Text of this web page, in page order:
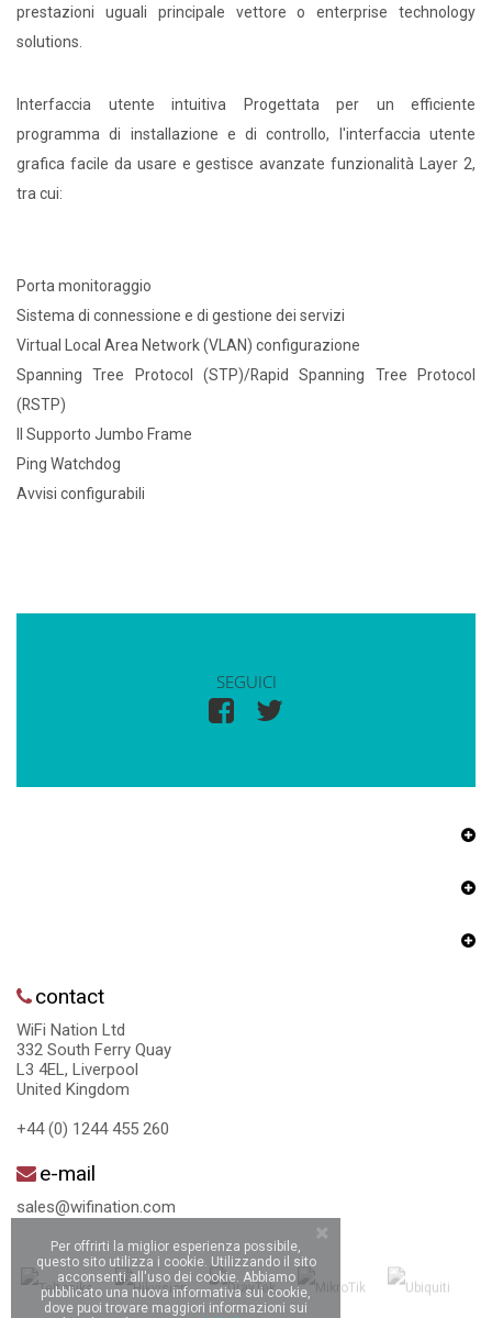
prestazioni uguali principale vettore o enterprise technology
solutions.
Interfaccia utente intuitiva Progettata per un efficiente
programma di installazione e di controllo, l'interfaccia utente
grafica facile da usare e gestisce avanzate funzionalità Layer 2,
tra cui:
Porta monitoraggio
Sistema di connessione e di gestione dei servizi
Virtual Local Area Network (VLAN) configurazione
Spanning Tree Protocol (STP)/Rapid Spanning Tree Protocol
(RSTP)
Il Supporto Jumbo Frame
Ping Watchdog
Avvisi configurabili
SEGUICI
contact
WiFi Nation Ltd
332 South Ferry Quay
L3 4EL, Liverpool
United Kingdom
+44 (0) 1244 455 260
e-mail
sales@wifination.com
Per offrirti la miglior esperienza possibile,
questo sito utilizza i cookie. Utilizzando il sito
acconsenti all'uso dei cookie. Abbiamo
pubblicato una nuova informativa sui cookie,
dove puoi trovare maggiori informazioni sui